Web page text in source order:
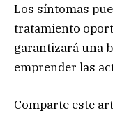
Los síntomas
tratamiento
garantizará una
emprender las
Comparte este